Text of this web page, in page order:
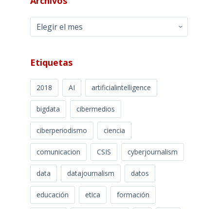
Archivos
Etiquetas
2018 AI artificialintelligence
bigdata cibermedios
ciberperiodismo ciencia
comunicacion CSIS cyberjournalism
data datajournalism datos
educación etica formación